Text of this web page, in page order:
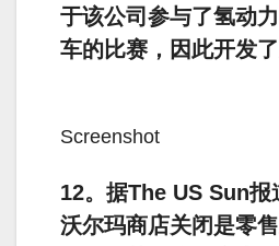
于该公司参与了氢动
车的比赛，因此开发了
Screenshot
12。据The US Sun报
沃尔玛商店关闭是零